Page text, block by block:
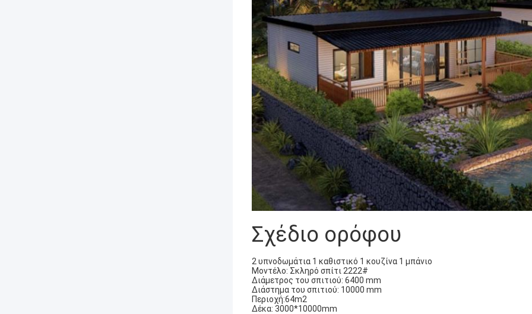
Σχέδιο ορόφου
2 υπνοδωμάτια 1 καθιστικό 1 κουζίνα 1 μπάνιο
Μοντέλο: Σκληρό σπίτι 2222#
Διάμετρος του σπιτιού: 6400 mm
Διάστημα του σπιτιού: 10000 mm
Περιοχή:64m2
Δέκα: 3000*10000mm